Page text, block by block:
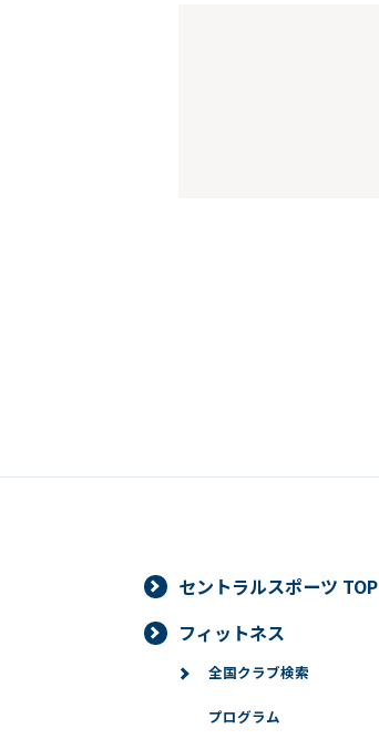
セントラルスポーツ TOP
フィットネス
全国クラブ検索
プログラム